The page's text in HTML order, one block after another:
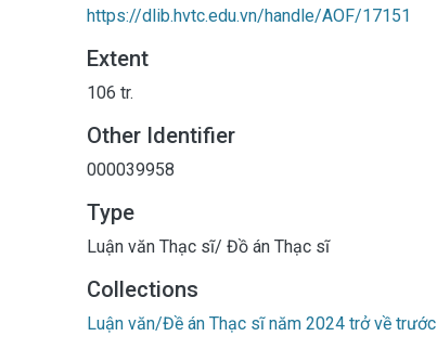
https://dlib.hvtc.edu.vn/handle/AOF/17151
Extent
106 tr.
Other Identifier
000039958
Type
Luận văn Thạc sĩ/ Đồ án Thạc sĩ
Collections
Luận văn/Đề án Thạc sĩ năm 2024 trở về trước